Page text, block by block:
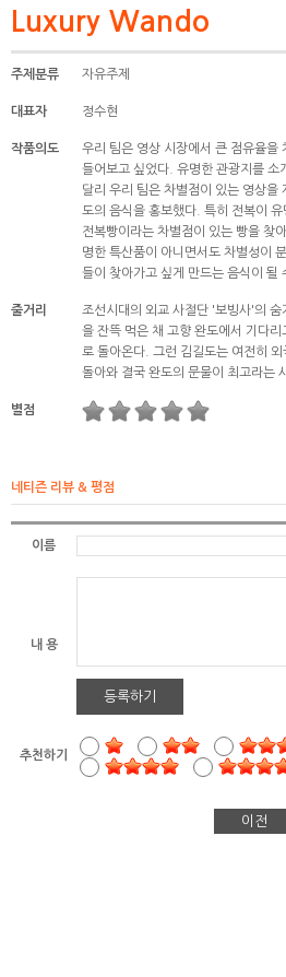
Luxury Wando
주제분류 자유주제
대표자 정수현
작품의도
우리 팀은 영상 시장에서 큰 점유율을
들어보고 싶었다. 유명한 관광지를 소
달리 우리 팀은 차별점이 있는 영상을
도의 음식을 홍보했다. 특히 전복이
전복빵이라는 차별점이 있는 빵을 찾
명한 특산품이 아니면서도 차별성이
들이 찾아가고 싶게 만드는 음식이 될
줄거리
조선시대의 외교 사절단 '보빙사'의
을 잔뜩 먹은 채 고향 완도에서 기다
로 돌아온다. 그런 김길도는 여전히
돌아와 결국 완도의 문물이 최고라는
별점
네티즌 리뷰 & 평점
이름
내 용
등록하기
추천하기
이전